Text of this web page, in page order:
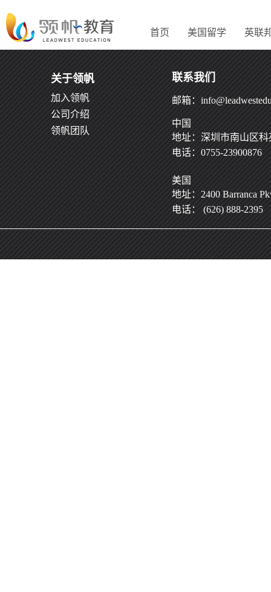
首页 美国留学 英联
关于领帆
加入领帆
公司介绍
领帆团队
联系我们
邮箱：
中国
地址：深圳市南山区科
电话：0755-23900876
美国
地址：2400 Barranca
电话： (626) 888-2395